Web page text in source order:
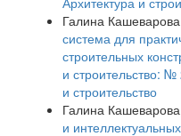
Галина
система для
строительных
и строительство:
и строительство
Галина
и